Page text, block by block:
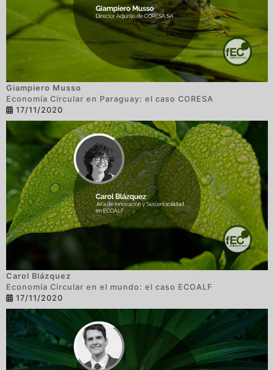
Giampiero Musso
Economía Circular en Paraguay: el caso CORESA
17/11/2020
Carol Blázquez
Economía Circular en el mundo: el caso ECOALF
17/11/2020